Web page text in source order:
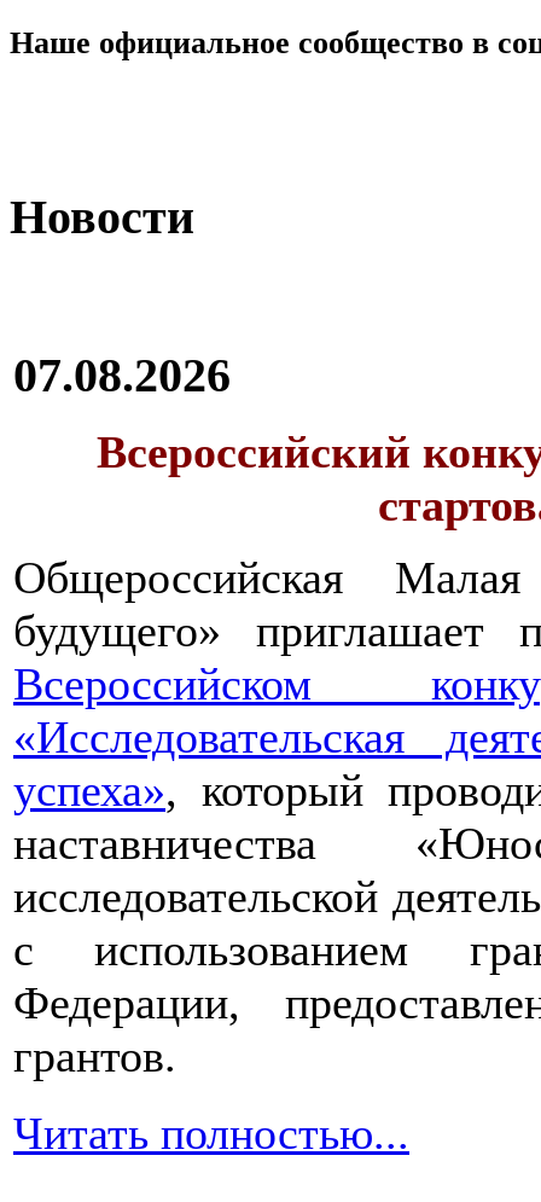
Наше официальное сообщество в
Новости
07.08.2026
Всероссийский
Общероссийская
будущего» приглашает
Всероссийском
«Исследовательская
успеха», который
наставничества
исследовательской
с использованием
Федерации,
грантов.
Читать полностью...